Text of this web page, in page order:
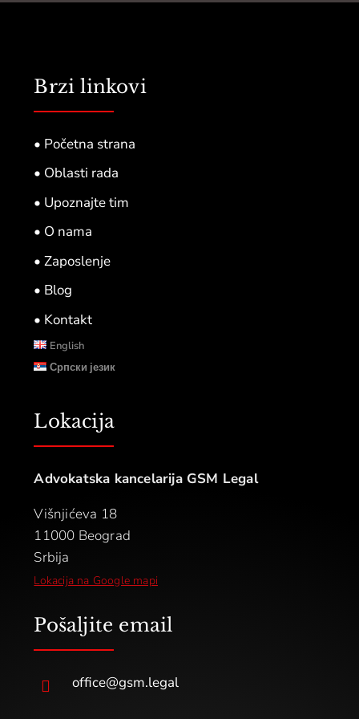
Brzi linkovi
• Početna strana
• Oblasti rada
• Upoznajte tim
• O nama
• Zaposlenje
• Blog
• Kontakt
English
Српски језик
Lokacija
Advokatska kancelarija GSM Legal
Višnjićeva 18
11000 Beograd
Srbija
Lokacija na Google mapi
Pošaljite email
 office@gsm.legal